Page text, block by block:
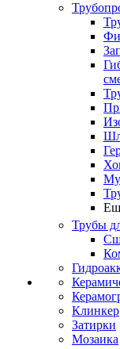
Трубы
Клинкер
Затирки
Мозаика